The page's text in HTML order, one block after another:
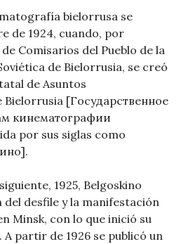
bielorrusa se
de 1924, cuando, por
Comisarios del Pueblo de la
de Bielorrusia, se creó
de Asuntos
[Государственное
кинематографии
por sus siglas como
1925, Belgoskino
desfile y la manifestación
Minsk, con lo que inició su
partir de 1926 se publicó un